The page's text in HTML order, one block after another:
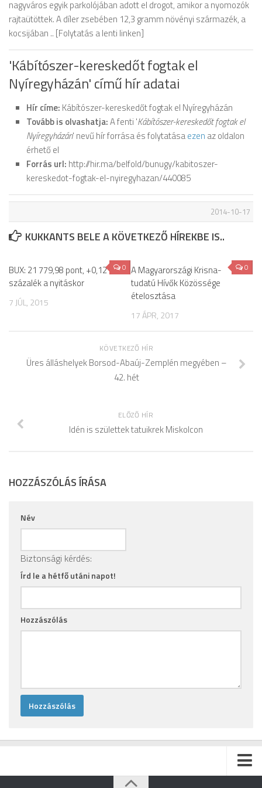
nagyváros egyik parkolójában adott el drogot, amikor a nyomozók
rajtaütöttek. A díler zsebében 12,3 gramm növényi származék, a
kocsijában .. [Folytatás a lenti linken]
'Kábítószer-kereskedőt fogtak el
Nyíregyházán' című hír adatai
Hír címe: Kábítószer-kereskedőt fogtak el Nyíregyházán
Tovább is olvashatja:A fenti 'Kábítószer-kereskedőt fogtak el
Nyíregyházán' nevű hír forrása és folytatásaezen az oldalon
érhető el
Forrás url: http://hir.ma/belfold/bunugy/kabitoszer-
kereskedot-fogtak-el-nyiregyhazan/440085
2014-10-17
KUKKANTS BELE A KÖVETKEZŐ HÍREKBE IS..
0
BUX: 21 779,98 pont, +0,12
százalék a nyitáskor
7 JÚL, 2015
0
A Magyarországi Krisna-
tudatú Hívők Közössége
ételosztása
17 ÁPR, 2017
KÖVETKEZŐ HÍR
Üres álláshelyek Borsod-Abaúj-Zemplén megyében –
42. hét
ELŐZŐ HÍR
Idén is születtek tatuikrek Miskolcon
HOZZÁSZÓLÁS ÍRÁSA
Név
Biztonsági kérdés:
Írd le a hétfő utáni napot!
Hozzászólás